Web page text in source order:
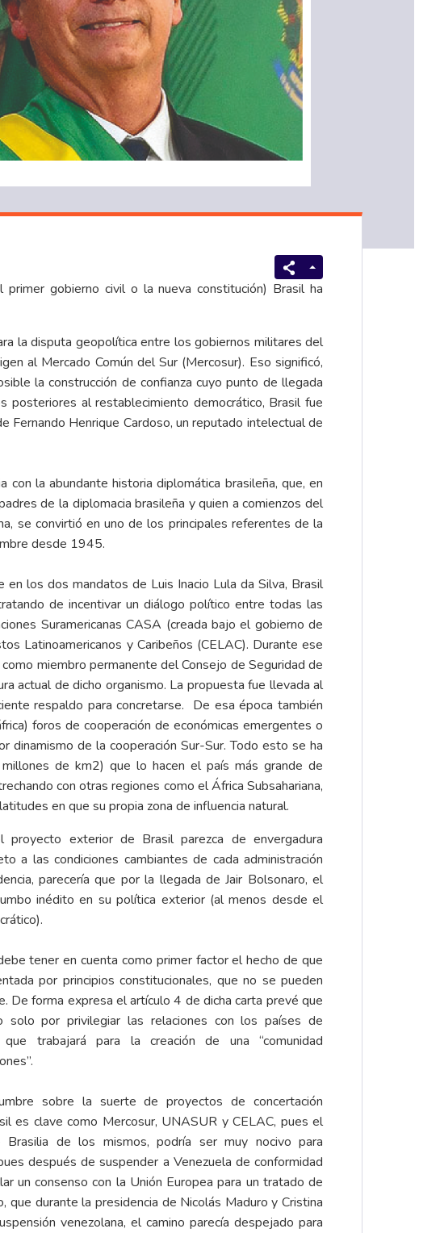
gobierno civil o la nueva constitución) Brasil ha
la disputa geopolítica entre los gobiernos militares del
al Mercado Común del Sur (Mercosur). Eso significó,
la construcción de confianza cuyo punto de llegada
posteriores al restablecimiento democrático, Brasil fue
Fernando Henrique Cardoso, un reputado intelectual de
la abundante historia diplomática brasileña, que, en
de la diplomacia brasileña y quien a comienzos del
se convirtió en uno de los principales referentes de la
desde 1945.
los dos mandatos de Luis Inacio Lula da Silva, Brasil
de incentivar un diálogo político entre todas las
Suramericanas CASA (creada bajo el gobierno de
Latinoamericanos y Caribeños (CELAC). Durante ese
miembro permanente del Consejo de Seguridad de
actual de dicho organismo. La propuesta fue llevada al
respaldo para concretarse. De esa época también
foros de cooperación de económicas emergentes o
dinamismo de la cooperación Sur-Sur. Todo esto se ha
de km2) que lo hacen el país más grande de
con otras regiones como el África Subsahariana,
en que su propia zona de influencia natural.
proyecto exterior de Brasil parezca de envergadura
a las condiciones cambiantes de cada administración
parecería que por la llegada de Jair Bolsonaro, el
inédito en su política exterior (al menos desde el
tener en cuenta como primer factor el hecho de que
por principios constitucionales, que no se pueden
De forma expresa el artículo 4 de dicha carta prevé que
solo por privilegiar las relaciones con los países de
trabajará para la creación de una “comunidad
sobre la suerte de proyectos de concertación
es clave como Mercosur, UNASUR y CELAC, pues el
de los mismos, podría ser muy nocivo para
después de suspender a Venezuela de conformidad
un consenso con la Unión Europea para un tratado de
durante la presidencia de Nicolás Maduro y Cristina
venezolana, el camino parecía despejado para